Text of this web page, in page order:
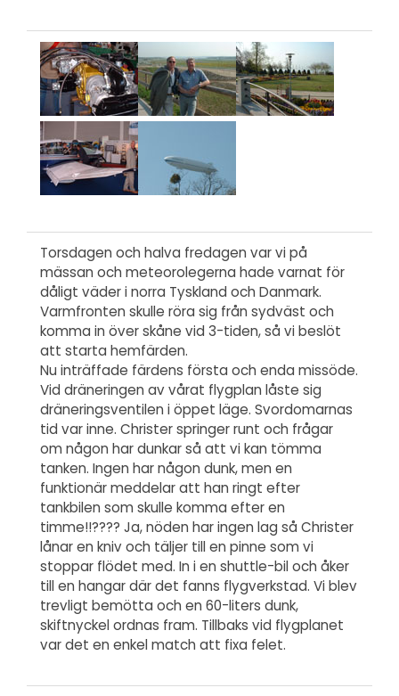
Torsdagen och halva fredagen var vi på
mässan och meteorolegerna hade varnat för
dåligt väder i norra Tyskland och Danmark.
Varmfronten skulle röra sig från sydväst och
komma in över skåne vid 3-tiden, så vi beslöt
att starta hemfärden.
Nu inträffade färdens första och enda missöde.
Vid dräneringen av vårat flygplan låste sig
dräneringsventilen i öppet läge. Svordomarnas
tid var inne. Christer springer runt och frågar
om någon har dunkar så att vi kan tömma
tanken. Ingen har någon dunk, men en
funktionär meddelar att han ringt efter
tankbilen som skulle komma efter en
timme!!???? Ja, nöden har ingen lag så Christer
lånar en kniv och täljer till en pinne som vi
stoppar flödet med. In i en shuttle-bil och åker
till en hangar där det fanns flygverkstad. Vi blev
trevligt bemötta och en 60-liters dunk,
skiftnyckel ordnas fram. Tillbaks vid flygplanet
var det en enkel match att fixa felet.